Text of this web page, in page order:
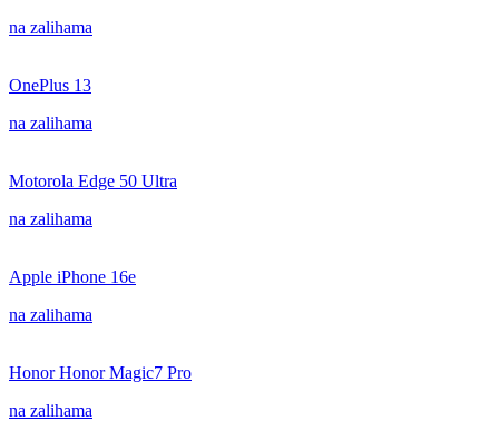
na zalihama
OnePlus 13
na zalihama
Motorola Edge 50 Ultra
na zalihama
Apple iPhone 16e
na zalihama
Honor Honor Magic7 Pro
na zalihama